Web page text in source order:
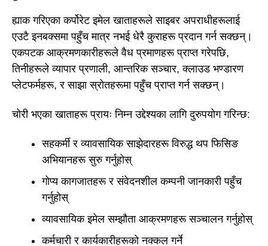
ह्याक गरिएका कर्पोरेट इमेल खाताहरूले साइबर अपराधीहरूलाई
एउटै इनबक्समा पहुँच मात्र नभई धेरै कुराहरू प्रदान गर्न सक्छन्।
एकपटक आक्रमणकारीहरूले वैध प्रमाणहरू प्राप्त गरेपछि,
तिनीहरूले व्यापार प्रणाली, आन्तरिक सञ्चार, क्लाउड भण्डारण
प्लेटफर्महरू, र साझा स्रोतहरूमा पहुँच प्राप्त गर्न सक्छन्।
चोरी भएका खाताहरू प्रायः निम्न उद्देश्यका लागि दुरुपयोग गरिन्छ:
सहकर्मी र व्यावसायिक साझेदारहरू विरुद्ध थप फिसिङ
अभियानहरू सुरु गर्नुहोस्
गोप्य कागजातहरू र संवेदनशील कम्पनी जानकारी पहुँच
गर्नुहोस्
व्यावसायिक इमेल सम्झौता आक्रमणहरू सञ्चालन गर्नुहोस्
कर्मचारी र कार्यकारीहरूको नक्कल गर्ने